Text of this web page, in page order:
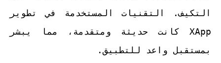
التكيف. التقنيات المستخدمة في تطوير
XApp كانت حديثة ومتقدمة، مما يبشر
بمستقبل واعد للتطبيق.